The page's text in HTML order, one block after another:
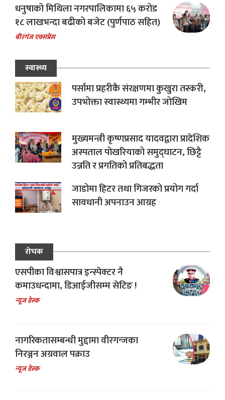
धनुषाको मिथिला नगरपालिकामा ६५ करोड
१८ लाखभन्दा बढीको बजेट (पुर्णपाठ सहित)
बीरगंज एक्सप्रेस
स्वास्थ्य
पर्सामा प्रहरीकै संरक्षणमा कुखुरा तस्करी,
उपभोक्ता स्वास्थ्यमा गम्भीर जोखिम
मुख्यमन्त्री कृष्णप्रसाद यादवद्वारा प्रादेशिक
अस्पताल पोखरियाको समुद्घाटन, छिट्टै
उन्नति र प्रगतिको प्रतिबद्धता
जाडोमा हिटर तथा गिजरको प्रयोग गर्दा
सावधानी अपनाउन आग्रह
रोचक
एसपीका विश्वासपात्र इन्स्पेक्टर नै
कमाउधन्दामा, डिआईजीसम्म सेटिङ !
न्यूज डेस्क
नागरिकतासम्बन्धी मुद्दामा वीरगन्जका
निरञ्जन अग्रवाल पक्राउ
न्यूज डेस्क